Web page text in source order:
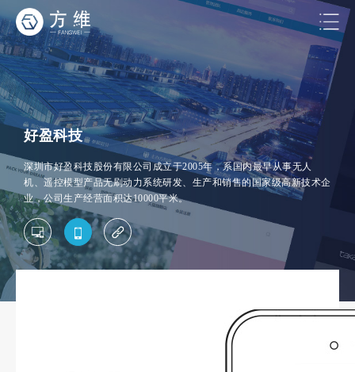
好盈科技
深圳市好盈科技股份有限公司成立于2005年，系国内最早从事无人
机、遥控模型产品无刷动力系统研发、生产和销售的国家级高新技术企
业，公司生产经营面积达10000平米。